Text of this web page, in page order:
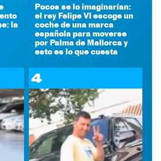
la
Pocos se lo imaginarían:
el rey Felipe VI escoge un
coche de una marca
española para moverse
por Palma de Mallorca y
esto es lo que cuesta
4